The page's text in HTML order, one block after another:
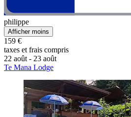
philippe
Afficher moins
159 €
taxes et frais compris
22 août - 23 août
Te Mana Lodge